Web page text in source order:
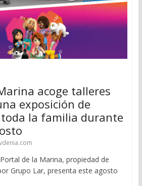
acoge talleres
exposición de
toda la familia durante
de la Marina, propiedad de
Grupo Lar, presenta este agosto